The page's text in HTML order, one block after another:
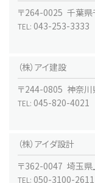
〒264-0025 千葉県
TEL: 043-253-3333
（株）アイ建設
〒244-0805 神奈川
TEL: 045-820-4021
（株）アイダ設計
〒362-0047 埼玉
TEL: 050-3100-2611